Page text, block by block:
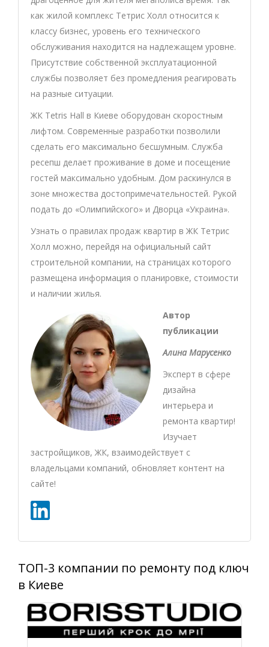
как жилой комплекс Тетрис Холл относится к
классу бизнес, уровень его технического
обслуживания находится на надлежащем уровне.
Присутствие собственной эксплуатационной
службы позволяет без промедления реагировать
на разные ситуации.
ЖК Tetris Hall в Киеве оборудован скоростным
лифтом. Современные разработки позволили
сделать его максимально бесшумным. Служба
ресепш делает проживание в доме и посещение
гостей максимально удобным. Дом раскинулся в
зоне множества достопримечательностей. Рукой
подать до «Олимпийского» и Дворца «Украина».
Узнать о правилах продаж квартир в ЖК Тетрис
Холл можно, перейдя на официальный сайт
строительной компании, на страницах которого
размещена информация о планировке, стоимости
и наличии жилья.
Автор
публикации
Алина Марусенко
Эксперт в сфере
дизайна
интерьера и
ремонта квартир!
Изучает
застройщиков, ЖК, взаимодействует с
владельцами компаний, обновляет контент на
сайте!
ТОП-3 компании по ремонту под ключ
в Киеве